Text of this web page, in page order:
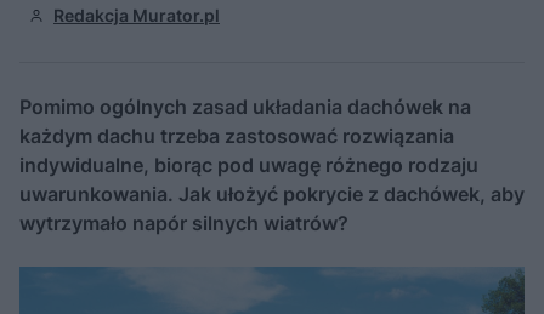
Redakcja Murator.pl
Pomimo ogólnych zasad układania dachówek na
każdym dachu trzeba zastosować rozwiązania
indywidualne, biorąc pod uwagę różnego rodzaju
uwarunkowania. Jak ułożyć pokrycie z dachówek, aby
wytrzymało napór silnych wiatrów?